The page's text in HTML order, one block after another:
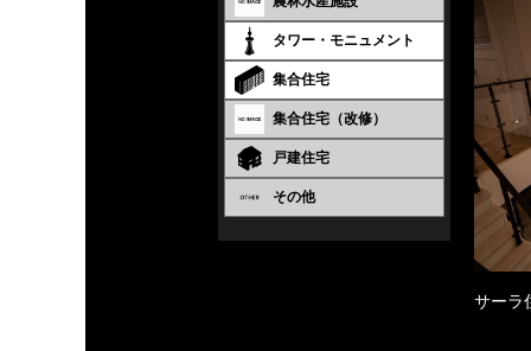
タワー・モニュメント
集合住宅
集合住宅（改修）
戸建住宅
その他
サーラ